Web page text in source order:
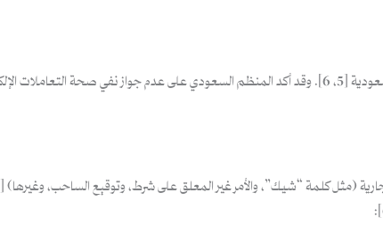
أو
(مثل كلمة “شيك”، والأمر غير المعلق على شرط، وتوقيع الساحب، وغيرها) [4، 6].